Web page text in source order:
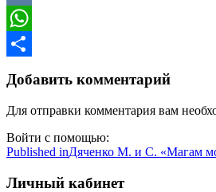
VK
WhatsApp
Добавить комментарий
Для отправки комментария вам
Войти с помощью:
Навигация
по
Published inДяченко М. и С. «Магам
Личный кабинет